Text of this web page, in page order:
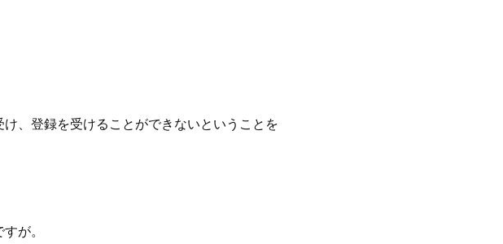
、登録を受けることができないということを
が。